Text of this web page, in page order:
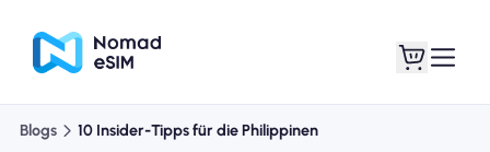
Blogs 10 Insider-Tipps für die Philippinen